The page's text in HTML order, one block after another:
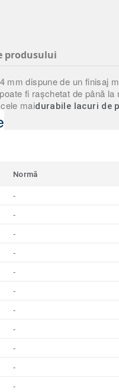
produsului
mm dispune de un finisaj
fi rașchetat de până
maidurabile lacuri de
Normă
-
-
-
-
-
-
-
-
-
-
-